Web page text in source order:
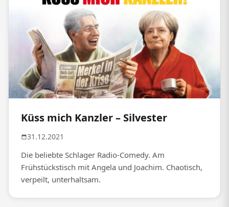
Küss mich Kanzler – Silvester
31.12.2021
Die beliebte Schlager Radio-Comedy. Am
Frühstückstisch mit Angela und Joachim. Chaotisch,
verpeilt, unterhaltsam.